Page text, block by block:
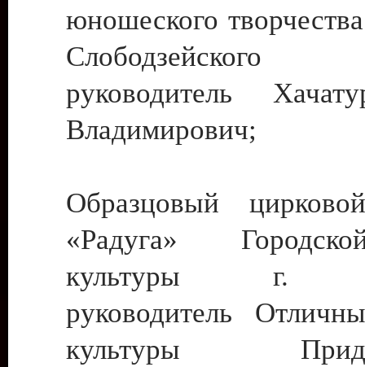
юношеского
руководитель
Владимирович;
Образцовый
«Радуга»
культуры г.
руководитель
культуры